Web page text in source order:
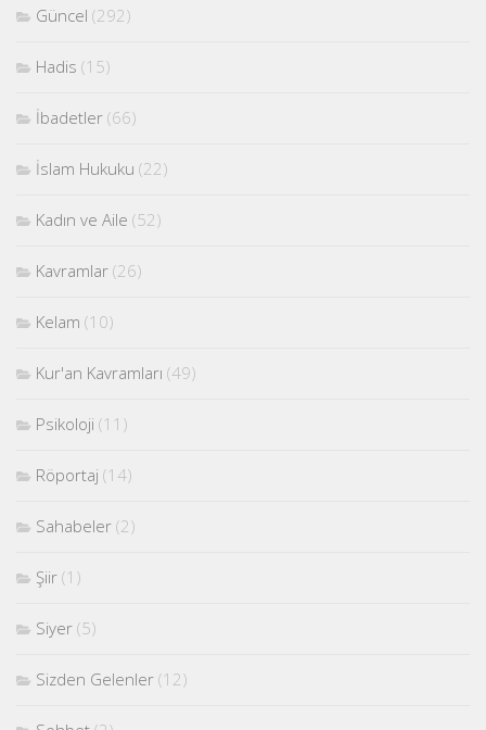
Güncel (292)
Hadis (15)
İbadetler (66)
İslam Hukuku (22)
Kadın ve Aile (52)
Kavramlar (26)
Kelam (10)
Kur'an Kavramları (49)
Psikoloji (11)
Röportaj (14)
Sahabeler (2)
Şiir (1)
Siyer (5)
Sizden Gelenler (12)